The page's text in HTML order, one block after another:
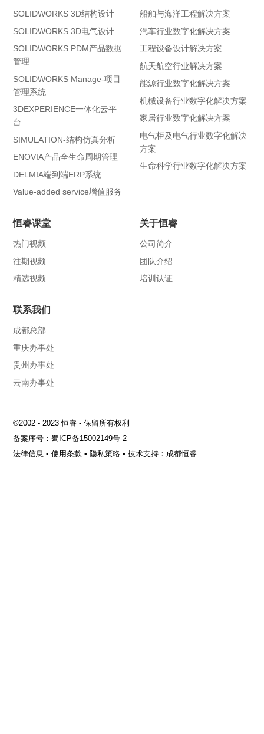
SOLIDWORKS 3D结构设计
SOLIDWORKS 3D电气设计
SOLIDWORKS PDM产品数据
管理
SOLIDWORKS Manage-项目
管理系统
3DEXPERIENCE一体化云平
台
SIMULATION-结构仿真分析
ENOVIA产品全生命周期管理
DELMIA端到端ERP系统
Value-added service增值服务
船舶与海洋工程解决方案
汽车行业数字化解决方案
工程设备设计解决方案
航天航空行业解决方案
能源行业数字化解决方案
机械设备行业数字化解决方案
家居行业数字化解决方案
电气柜及电气行业数字化解决
方案
生命科学行业数字化解决方案
恒睿课堂
热门视频
往期视频
精选视频
关于恒睿
公司简介
团队介绍
培训认证
联系我们
成都总部
重庆办事处
贵州办事处
云南办事处
©2002 - 2023 恒睿 - 保留所有权利
备案序号：蜀ICP备15002149号-2
法律信息 •使用条款 •隐私策略 •技术支持：成都恒睿